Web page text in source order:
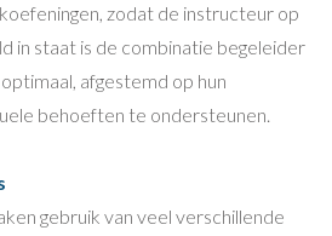
zodat de instructeur op
in staat is de combinatie begeleider
afgestemd op hun
behoeften te ondersteunen.
gebruik van veel verschillende